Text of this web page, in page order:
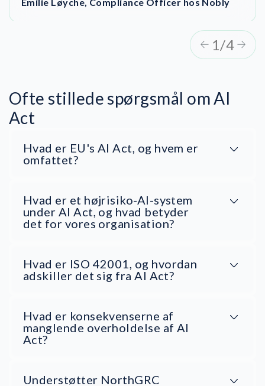
1/4
Ofte stillede spørgsmål om AI
Act
Hvad er EU's AI Act, og hvem er
omfattet?
Hvad er et højrisiko-AI-system
under AI Act, og hvad betyder
det for vores organisation?
Hvad er ISO 42001, og hvordan
adskiller det sig fra AI Act?
Hvad er konsekvenserne af
manglende overholdelse af AI
Act?
Understøtter NorthGRC